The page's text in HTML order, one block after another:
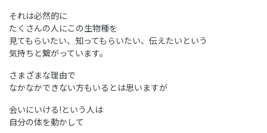
それは必然的に
たくさんの人にこの生物種を
見てもらいたい、知ってもらいたい、伝えたいという
気持ちと繋がっています。
さまざまな理由で
なかなかできない方もいるとは思いますが
会いにいける!という人は
自分の体を動かして